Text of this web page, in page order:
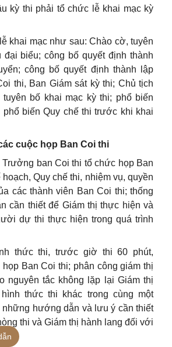
kỳ thi phải tổ chức lễ khai mạc kỳ
khai mạc như sau: Chào cờ, tuyên
biểu; công bố quyết định thành
công bố quyết định thành lập
thi, Ban Giám sát kỳ thi; Chủ tịch
tuyên bố khai mạc kỳ thi; phổ biến
phổ biến Quy chế thi trước khi khai
cuộc họp Ban Coi thi
Trưởng ban Coi thi tổ chức họp Ban
Quy chế thi, nhiệm vụ, quyền
các thành viên Ban Coi thi; thống
cần thiết để Giám thị thực hiện và
dự thi thực hiện trong quá trình
thức thi, trước giờ thi 60 phút,
Ban Coi thi; phân công giám thị
nguyên tắc không lặp lại Giám thị
thức thi khác trong cùng một
những hướng dẫn và lưu ý cần thiết
thi và Giám thị hành lang đối với